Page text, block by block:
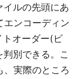
ルの先頭にあ
エンコーディン
オーダー(ビ
別できる。こ
実際のところ